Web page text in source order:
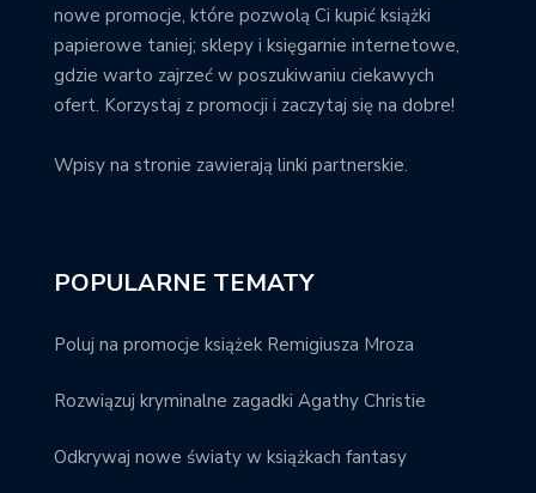
nowe promocje, które pozwolą Ci kupić książki
papierowe taniej; sklepy i księgarnie internetowe,
gdzie warto zajrzeć w poszukiwaniu ciekawych
ofert. Korzystaj z promocji i zaczytaj się na dobre!
Wpisy na stronie zawierają linki partnerskie.
POPULARNE TEMATY
Poluj na promocje książek Remigiusza Mroza
Rozwiązuj kryminalne zagadki Agathy Christie
Odkrywaj nowe światy w książkach fantasy